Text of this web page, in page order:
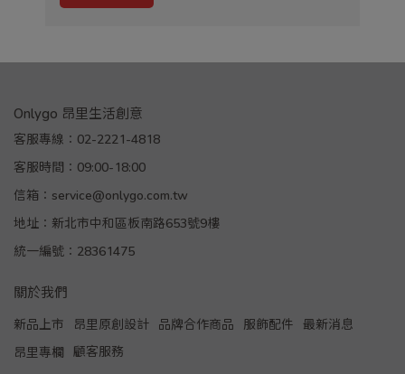
Onlygo 昂里生活創意
客服專線：02-2221-4818
客服時間：09:00-18:00
信箱：service@onlygo.com.tw
地址：新北市中和區板南路653號9樓
統一編號：28361475
關於我們
新品上市 昂里原創設計 品牌合作商品 服飾配件
最新消息
昂里專欄
顧客服務